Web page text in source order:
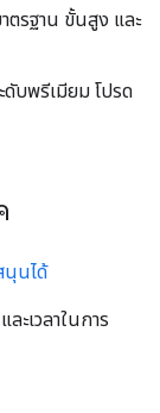
ตรฐาน ขั้นสูง และ
บพรีเมียม โปรด
นุนได้
ะเวลาในการ